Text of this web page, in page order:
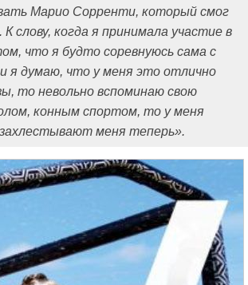
Марио Сорренти, который смог
когда я принимала участие в
что я будто соревнуюсь сама с
я думаю, что у меня это отлично
то невольно вспоминаю свою
конным спортом, то у меня
меня теперь».